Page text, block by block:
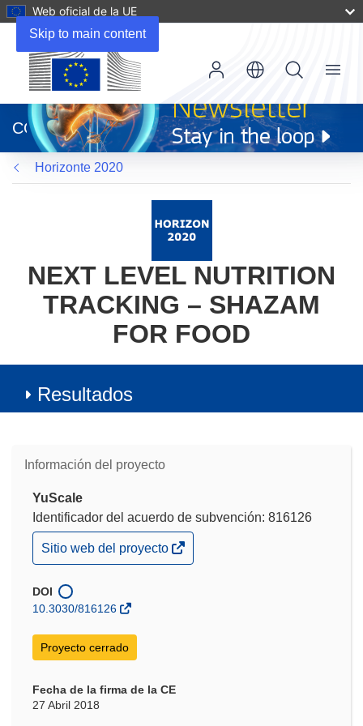
Skip to main content
Web oficial de la UE
abrirá
en
una
nueva
ventana)
CORDIS
Menu
Horizonte 2020
NEXT LEVEL NUTRITION
TRACKING – SHAZAM
FOR FOOD
Resultados
Información del proyecto
YuScale
Identificador del acuerdo de subvención: 816126
(se
abrirá
una
nueva
Sitio web del proyecto
DOI
10.3030/816126
Proyecto cerrado
Fecha de la firma de la CE
27 Abril 2018